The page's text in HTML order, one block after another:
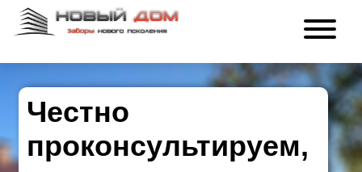
Честно
проконсультируем,